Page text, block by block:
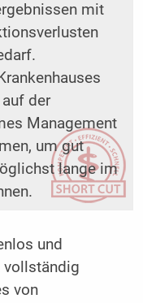
mit
der
Management
um gut
lange im
und
vollständig
von